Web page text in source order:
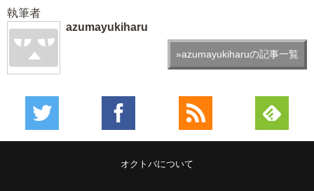
執筆者
azumayukiharu
»azumayukiharuの記事一覧
オクトバについて